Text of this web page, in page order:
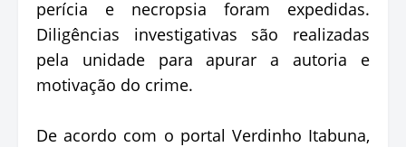
perícia e necropsia foram expedidas.
Diligências investigativas são realizadas
pela unidade para apurar a autoria e
motivação do crime.
De acordo com o portal Verdinho Itabuna,